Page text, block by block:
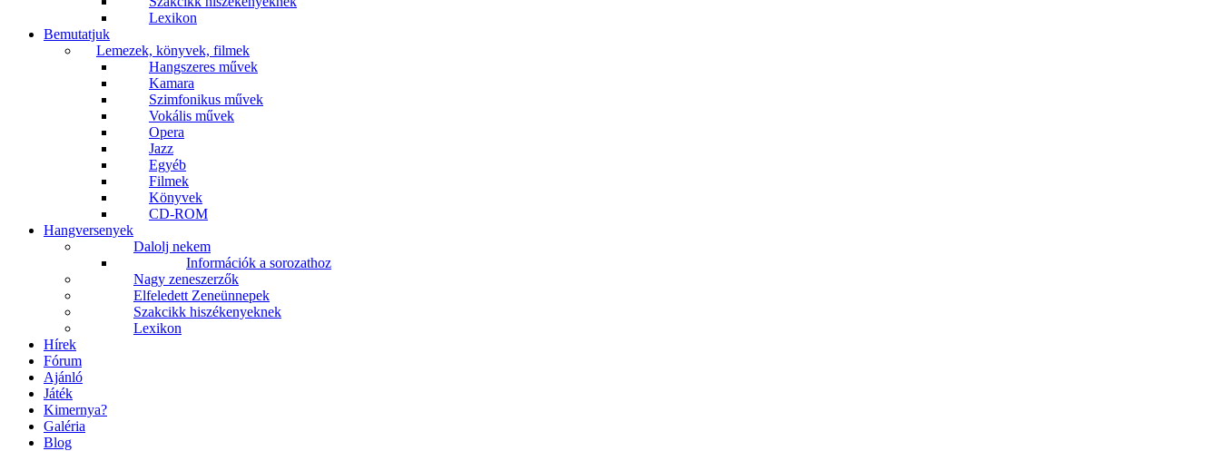
Lexikon
Bemutatjuk
Lemezek, könyvek, filmek
Hangszeres művek
Kamara
Szimfonikus művek
Vokális művek
Opera
Jazz
Egyéb
Filmek
Könyvek
CD-ROM
Hangversenyek
Dalolj nekem
Információk a sorozathoz
Nagy zeneszerzők
Elfeledett Zeneünnepek
Szakcikk hiszékenyeknek
Lexikon
Hírek
Fórum
Ajánló
Játék
Kimernya?
Galéria
Blog